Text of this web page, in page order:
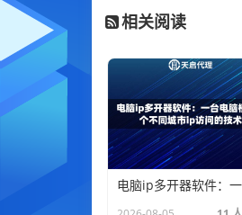
相关阅读